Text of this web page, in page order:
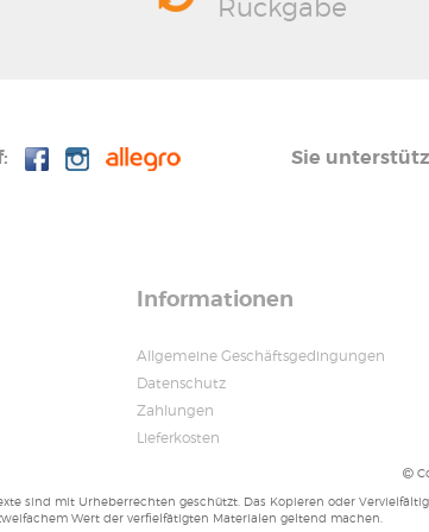
Rückgabe
Sie
Informationen
Allgemeine Geschäftsgedingungen
Datenschutz
Zahlungen
Lieferkosten
sind mit Urheberrechten geschützt. Das Kopieren oder
Wert der verfielfätigten Materialen geltend machen.